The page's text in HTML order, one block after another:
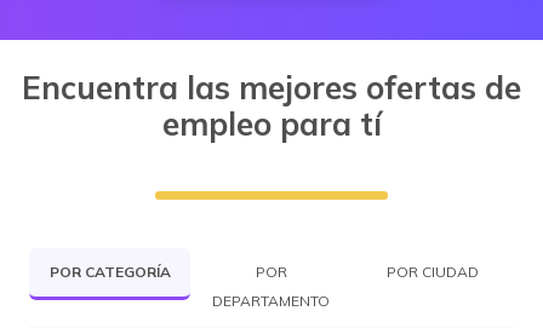
Encuentra las mejores ofertas de
empleo para tí
POR CATEGORÍA
POR
DEPARTAMENTO
POR CIUDAD